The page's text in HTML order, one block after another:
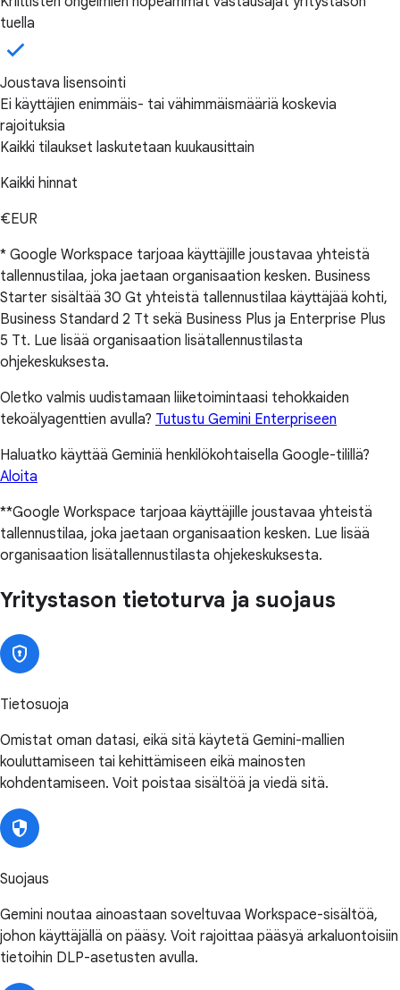
tuella
Joustava lisensointi
Ei käyttäjien enimmäis- tai vähimmäismääriä koskevia
rajoituksia
Kaikki tilaukset laskutetaan kuukausittain
Kaikki hinnat
€EUR
* Google Workspace tarjoaa käyttäjille joustavaa yhteistä
tallennustilaa, joka jaetaan organisaation kesken. Business
Starter sisältää 30 Gt yhteistä tallennustilaa käyttäjää kohti,
Business Standard 2 Tt sekä Business Plus ja Enterprise Plus
5 Tt. Lue lisää organisaation lisätallennustilasta
ohjekeskuksesta.
Oletko valmis uudistamaan liiketoimintaasi tehokkaiden
tekoälyagenttien avulla? Tutustu Gemini Enterpriseen
Haluatko käyttää Geminiä henkilökohtaisella Google-tilillä?
Aloita
**Google Workspace tarjoaa käyttäjille joustavaa yhteistä
tallennustilaa, joka jaetaan organisaation kesken. Lue lisää
organisaation lisätallennustilasta ohjekeskuksesta.
Yritystason tietoturva ja suojaus
Tietosuoja
Omistat oman datasi, eikä sitä käytetä Gemini-mallien
kouluttamiseen tai kehittämiseen eikä mainosten
kohdentamiseen. Voit poistaa sisältöä ja viedä sitä.
Suojaus
Gemini noutaa ainoastaan soveltuvaa Workspace-sisältöä,
johon käyttäjällä on pääsy. Voit rajoittaa pääsyä arkaluontoisiin
tietoihin DLP-asetusten avulla.